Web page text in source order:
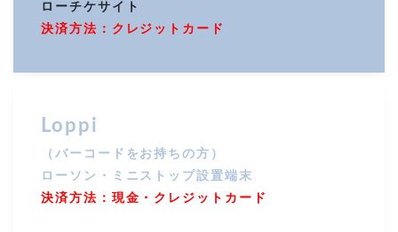
ローチケサイト
決済方法：クレジットカード
Loppi
（バーコードをお持ちの方）
ローソン・ミニストップ設置端末
決済方法：現金・クレジットカード